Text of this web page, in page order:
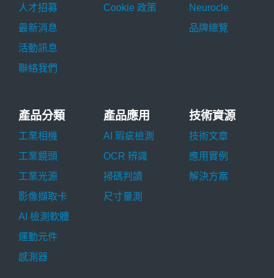
人才招募
最新消息
活動訊息
聯絡我們
Cookie 政策
Neurocle
品牌總覽
產品分類
工業相機
工業鏡頭
工業光源
影像擷取卡
AI 檢測軟體
運動元件
感測器
產品應用
AI 瑕疵檢測
OCR 辨識
掃碼判讀
尺寸量測
技術資源
技術文章
應用實例
解決方案